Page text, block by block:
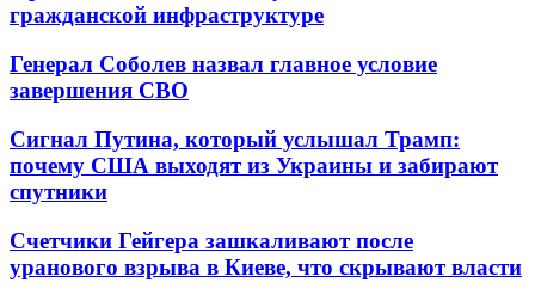
гражданской инфраструктуре
Генерал Соболев назвал главное условие
завершения СВО
Сигнал Путина, который услышал Трамп:
почему США выходят из Украины и забирают
спутники
Счетчики Гейгера зашкаливают после
уранового взрыва в Киеве, что скрывают власти